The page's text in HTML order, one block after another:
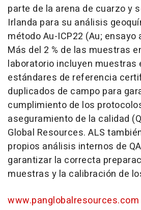
parte de la arena de cuarzo y
Irlanda para su análisis
método Au-ICP22 (Au; ensayo
Más del 2 % de las muestras
laboratorio incluyen muestras
estándares de referencia
duplicados de campo para
cumplimiento de los
aseguramiento de la calidad
Global Resources. ALS
propios análisis internos de
garantizar la correcta
muestras y la calibración de
www.panglobalresources.com